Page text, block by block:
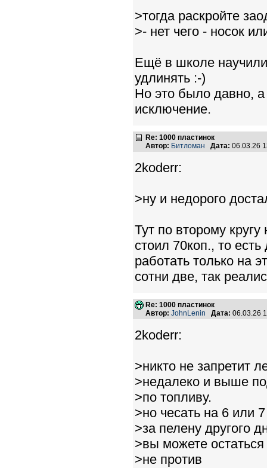
>тогда раскройте
>- нет чего - носок
Ещё в школе научили
удлинять :-)
Но это было давно, а
исключение.
Re: 1000 пластинок
Автор: Битломан Дата: 06.03.26
2koderr:
>ну и недорого
Тут по второму
стоил 70коп., то
работать только на
сотни две, так
Re: 1000 пластинок
Автор: JohnLenin Дата: 06.03.26
2koderr:
>никто не запретит
>недалеко и выше
>по топливу.
>но чесать на 6 или
>за пелену другого
>вы можете
>не против